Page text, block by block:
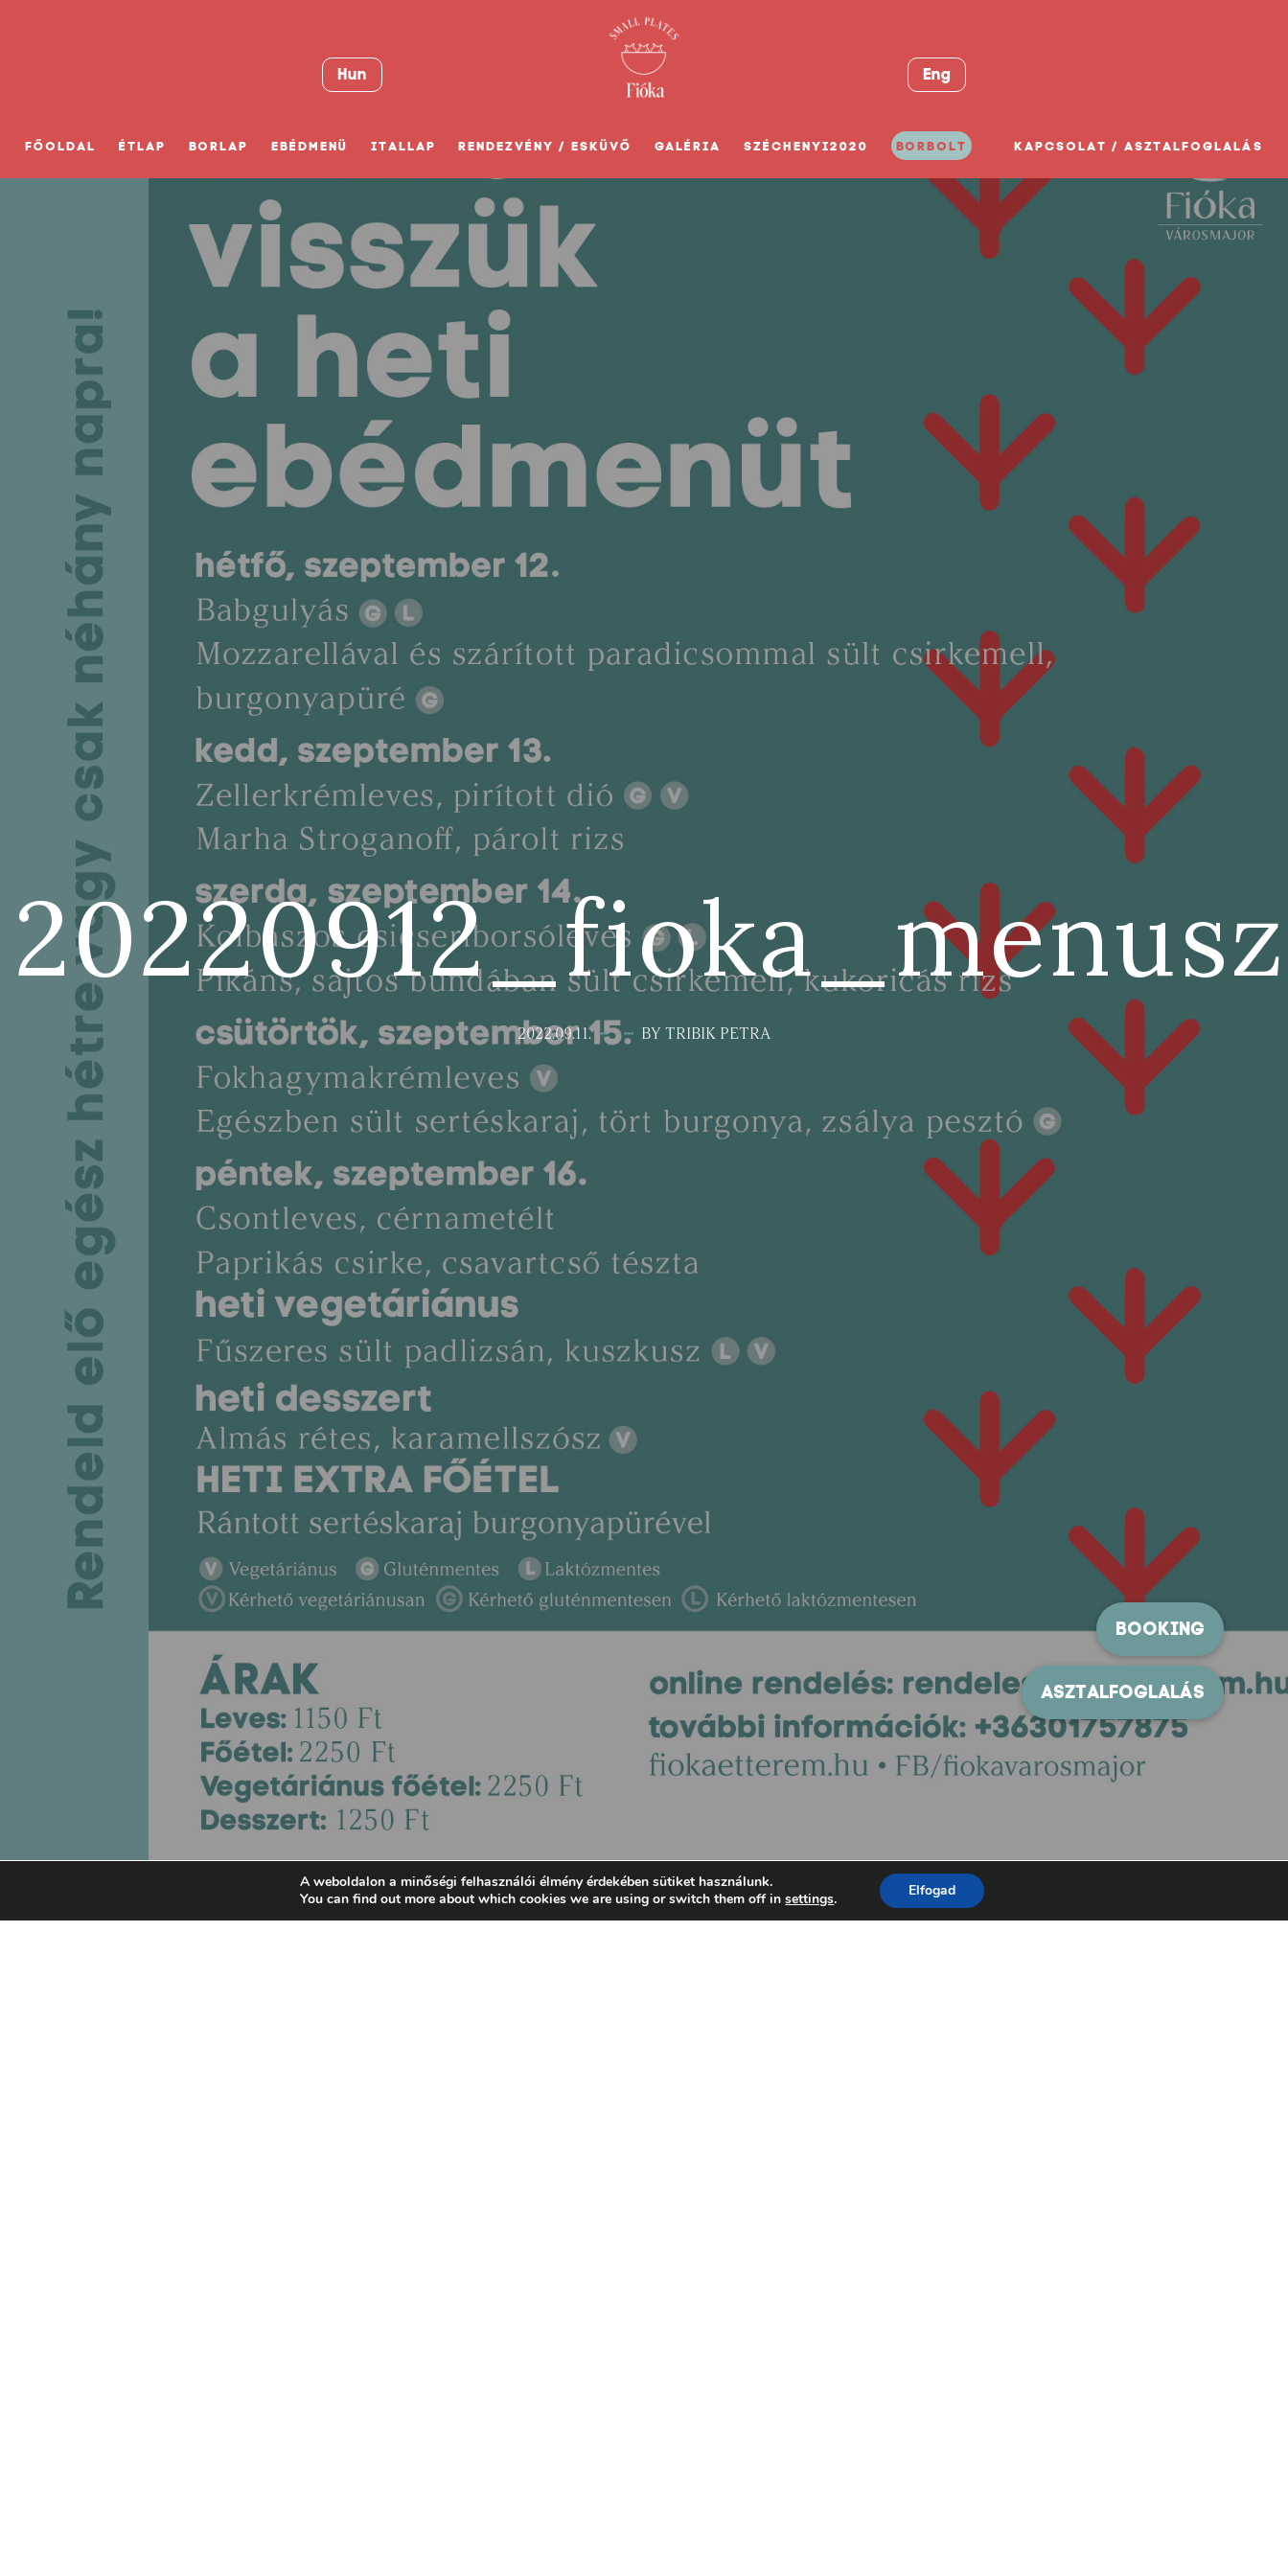
Hun Eng
FŐOLDAL ÉTLAP BORLAP EBÉDMENÜ ITALLAP RENDEZVÉNY / ESKÜVŐ GALÉRIA SZÉCHENYI2020 BORBOLT KAPCSOLAT / ASZTALFOGLALÁS
2022.09.11. BY TRIBIK PETRA
A weboldalon a minőségi felhasználói élmény érdekében sütiket használunk.
You can find out more about which cookies we are using or switch them off insettings. Elfogad